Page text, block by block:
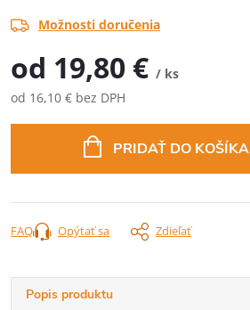
Možnosti doručenia
od 19,80 € / ks
od 16,10 € bez DPH
PRIDAŤ DO KOŠÍKA
Opýtať sa Zdieľať
FAQ
Popis produktu